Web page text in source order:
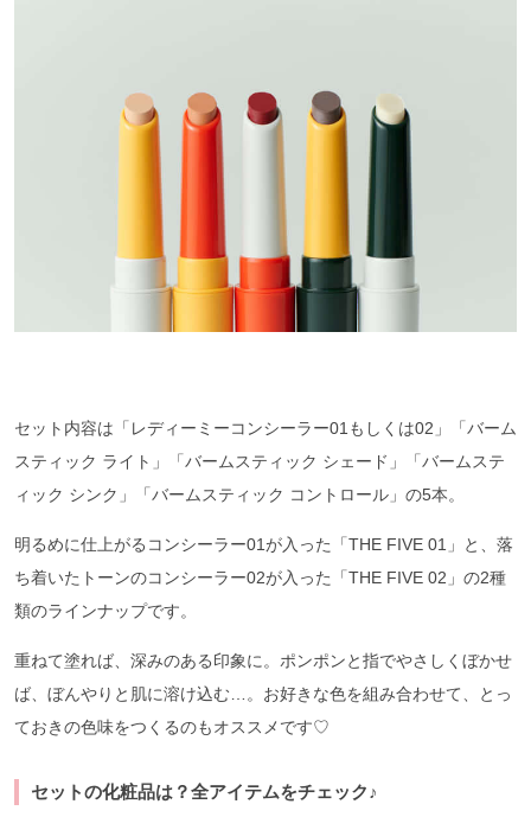
セット内容は「レディーミーコンシーラー01もしくは02」「バーム
スティック ライト」「バームスティック シェード」「バームステ
ィック シンク」「バームスティック コントロール」の5本。
明るめに仕上がるコンシーラー01が入った「THE FIVE 01」と、落
ち着いたトーンのコンシーラー02が入った「THE FIVE 02」の2種
類のラインナップです。
重ねて塗れば、深みのある印象に。ポンポンと指でやさしくぼかせ
ば、ぼんやりと肌に溶け込む…。お好きな色を組み合わせて、とっ
ておきの色味をつくるのもオススメです♡
セットの化粧品は？全アイテムをチェック♪